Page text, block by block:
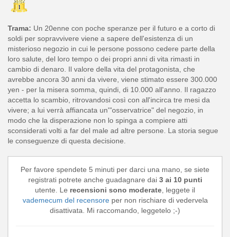
Trama: Un 20enne con poche speranze per il futuro e a corto di
soldi per sopravvivere viene a sapere dell'esistenza di un
misterioso negozio in cui le persone possono cedere parte della
loro salute, del loro tempo o dei propri anni di vita rimasti in
cambio di denaro. Il valore della vita del protagonista, che
avrebbe ancora 30 anni da vivere, viene stimato essere 300.000
yen - per la misera somma, quindi, di 10.000 all'anno. Il ragazzo
accetta lo scambio, ritrovandosi così con all'incirca tre mesi da
vivere; a lui verrà affiancata un'"osservatrice" del negozio, in
modo che la disperazione non lo spinga a compiere atti
sconsiderati volti a far del male ad altre persone. La storia segue
le conseguenze di questa decisione.
Per favore spendete 5 minuti per darci una mano, se siete
registrati potrete anche guadagnare dai 3 ai 10 punti
utente. Le recensioni sono moderate, leggete il
vademecum del recensoreper non rischiare di vedervela
disattivata. Mi raccomando, leggetelo ;-)